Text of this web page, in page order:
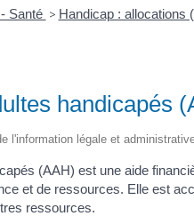
Santé > Handicap : allocations
handicapés
l'information légale et
(AAH) est une aide
et de ressources. Elle est
ressources.